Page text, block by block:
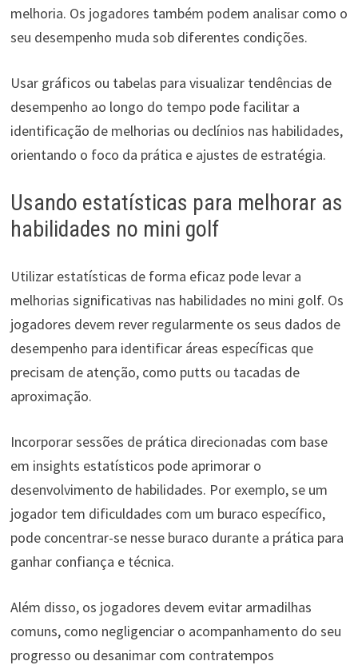
melhoria. Os jogadores também podem analisar como o
seu desempenho muda sob diferentes condições.
Usar gráficos ou tabelas para visualizar tendências de
desempenho ao longo do tempo pode facilitar a
identificação de melhorias ou declínios nas habilidades,
orientando o foco da prática e ajustes de estratégia.
Usando estatísticas para melhorar as
habilidades no mini golf
Utilizar estatísticas de forma eficaz pode levar a
melhorias significativas nas habilidades no mini golf. Os
jogadores devem rever regularmente os seus dados de
desempenho para identificar áreas específicas que
precisam de atenção, como putts ou tacadas de
aproximação.
Incorporar sessões de prática direcionadas com base
em insights estatísticos pode aprimorar o
desenvolvimento de habilidades. Por exemplo, se um
jogador tem dificuldades com um buraco específico,
pode concentrar-se nesse buraco durante a prática para
ganhar confiança e técnica.
Além disso, os jogadores devem evitar armadilhas
comuns, como negligenciar o acompanhamento do seu
progresso ou desanimar com contratempos